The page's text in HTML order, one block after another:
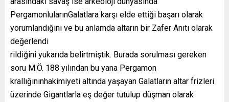
PergamonlularınGalatlara karşı elde ettiği başarı olarak
yorumlandığını ve bu anlamda altarın bir Zafer Anıtı olarak
değerlendi
rildiğini yukarıda belirtmiştik. Burada sorulması gereken
soru M.Ö. 188 yılından bu yana Pergamon
krallığınınhakimiyeti altında yaşayan Galatların altar frizleri
üzerinde Gigantlarla eş değer tutulup düşman olarak